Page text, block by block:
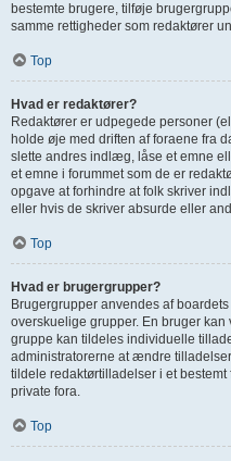
bestemte brugere, tilføje
samme rettigheder som redaktører
Top
Hvad er redaktører?
Redaktører er udpegede personer
holde øje med driften af foraene fra
slette andres indlæg, låse et emne
et emne i forummet som de er
opgave at forhindre at folk skriver
eller hvis de skriver absurde eller
Top
Hvad er brugergrupper?
Brugergrupper anvendes af
overskuelige grupper. En bruger
gruppe kan tildeles individuelle
administratorerne at ændre
tildele redaktørtilladelser i et
private fora.
Top